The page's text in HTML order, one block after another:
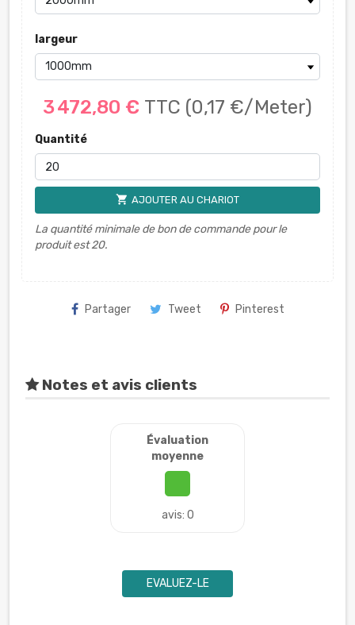
largeur
3 472,80 € TTC (0,17 €/Meter)
Quantité
shopping_cart AJOUTER AU CHARIOT
La quantité minimale de bon de commande pour le
produit est 20.
Partager Tweet Pinterest
Notes et avis clients
Évaluation
moyenne
avis: 0
EVALUEZ-LE